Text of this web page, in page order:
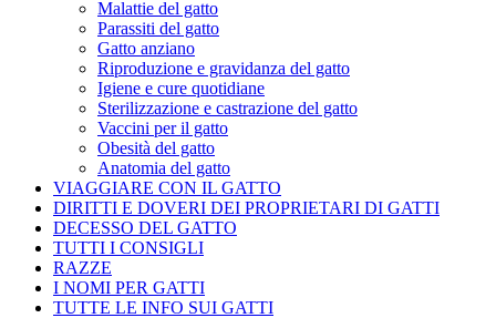
Malattie del gatto
Parassiti del gatto
Gatto anziano
Riproduzione e gravidanza del gatto
Igiene e cure quotidiane
Sterilizzazione e castrazione del gatto
Vaccini per il gatto
Obesità del gatto
Anatomia del gatto
VIAGGIARE CON IL GATTO
DIRITTI E DOVERI DEI PROPRIETARI DI GATTI
DECESSO DEL GATTO
TUTTI I CONSIGLI
RAZZE
I NOMI PER GATTI
TUTTE LE INFO SUI GATTI